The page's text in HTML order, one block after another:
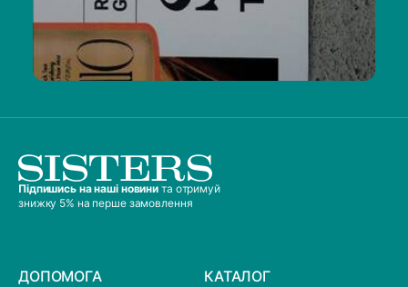
Підпишись на наші новини та отримуй
знижку 5% на перше замовлення
ДОПОМОГА КАТАЛОГ